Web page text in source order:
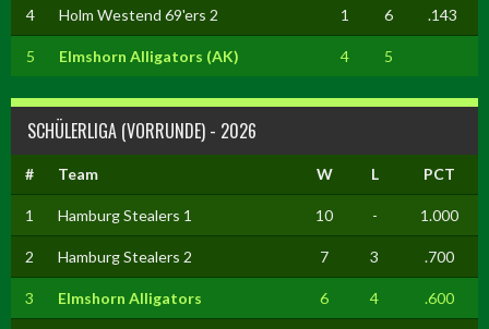
4 Holm Westend 69'ers 2 1 6 .143
5 Elmshorn Alligators (AK) 4 5
SCHÜLERLIGA (VORRUNDE) - 2026
# Team W L PCT
1 Hamburg Stealers 1 10 - 1.000
2 Hamburg Stealers 2 7 3 .700
3 Elmshorn Alligators 6 4 .600